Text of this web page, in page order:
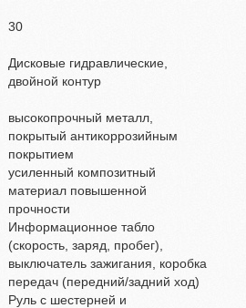
30
Дисковые гидравлические,
двойной контур
высокопрочный металл,
покрытый антикоррозийным
покрытием
усиленный композитный
материал повышенной
прочности
Информационное табло
(скорость, заряд, пробег),
выключатель зажигания, коробка
передач (передний/задний ход)
Руль с шестерней и